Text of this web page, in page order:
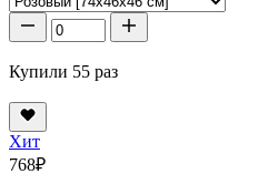
Купили 55 раз
Хит
768₽